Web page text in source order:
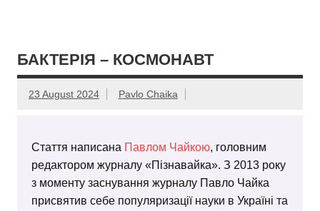
БАКТЕРІЯ – КОСМОНАВТ
23 August 2024 Pavlo Chaika
Стаття написана Павлом Чайкою, головним
редактором журналу «Пізнавайка». З 2013 року
з моменту заснування журналу Павло Чайка
присвятив себе популяризації науки в Україні та